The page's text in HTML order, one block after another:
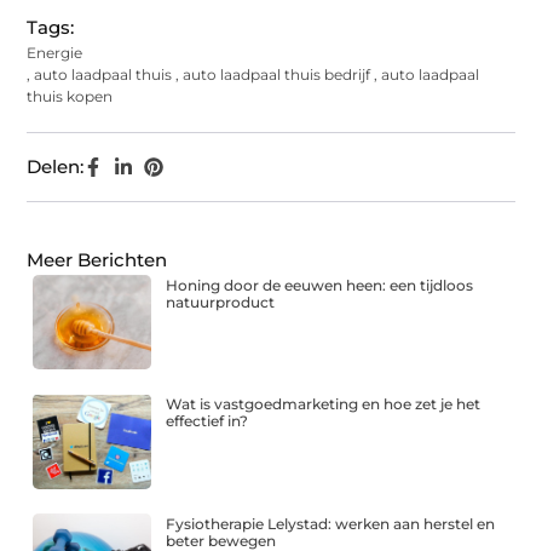
Tags:
Energie
,auto laadpaal thuis ,auto laadpaal thuis bedrijf,auto laadpaal
thuis kopen
Delen:
Meer Berichten
Honing door de eeuwen heen: een tijdloos
natuurproduct
Wat is vastgoedmarketing en hoe zet je het
effectief in?
Fysiotherapie Lelystad: werken aan herstel en
beter bewegen